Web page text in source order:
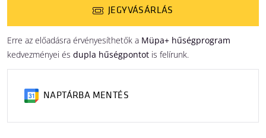
JEGYVÁSÁRLÁS
Erre az előadásra érvényesíthetők a Müpa+ hűségprogram
kedvezményei és dupla hűségpontot is felírunk.
NAPTÁRBA MENTÉS